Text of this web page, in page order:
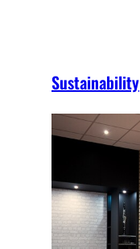
Sustainability